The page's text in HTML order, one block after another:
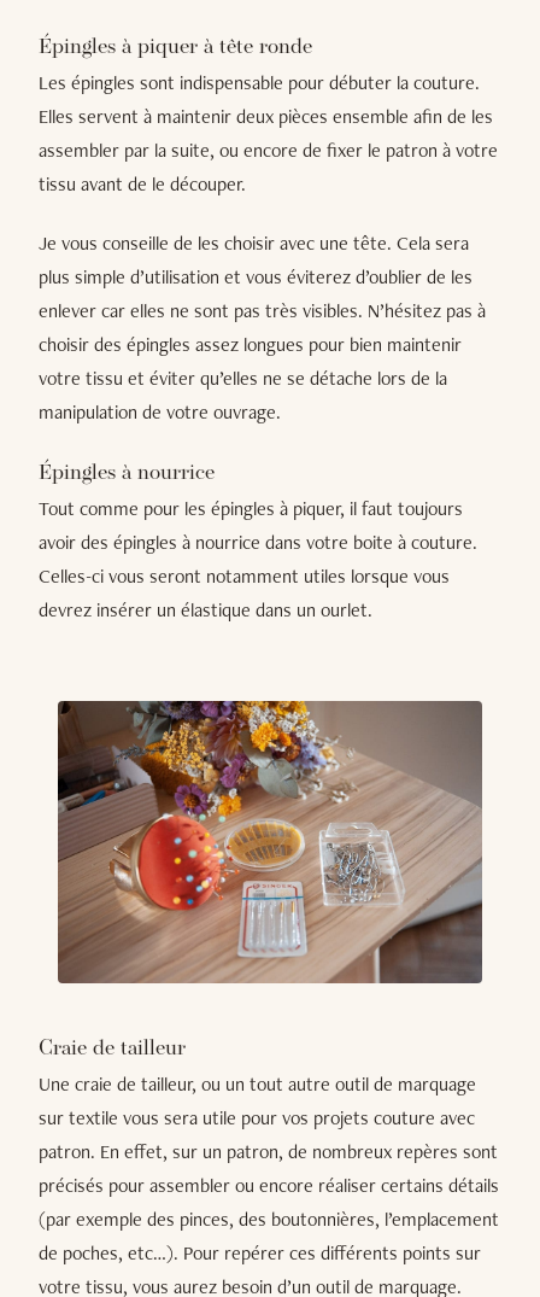
Épingles à piquer à tête ronde
Les épingles sont indispensable pour débuter la couture.
Elles servent à maintenir deux pièces ensemble afin de les
assembler par la suite, ou encore de fixer le patron à votre
tissu avant de le découper.
Je vous conseille de les choisir avec une tête. Cela sera
plus simple d’utilisation et vous éviterez d’oublier de les
enlever car elles ne sont pas très visibles. N’hésitez pas à
choisir des épingles assez longues pour bien maintenir
votre tissu et éviter qu’elles ne se détache lors de la
manipulation de votre ouvrage.
Épingles à nourrice
Tout comme pour les épingles à piquer, il faut toujours
avoir des épingles à nourrice dans votre boite à couture.
Celles-ci vous seront notamment utiles lorsque vous
devrez insérer un élastique dans un ourlet.
Craie de tailleur
Une craie de tailleur, ou un tout autre outil de marquage
sur textile vous sera utile pour vos projets couture avec
patron. En effet, sur un patron, de nombreux repères sont
précisés pour assembler ou encore réaliser certains détails
(par exemple des pinces, des boutonnières, l’emplacement
de poches, etc…). Pour repérer ces différents points sur
votre tissu, vous aurez besoin d’un outil de marquage.